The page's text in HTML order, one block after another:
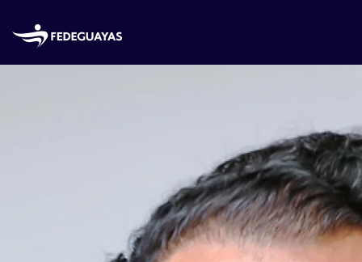
Skip to main content